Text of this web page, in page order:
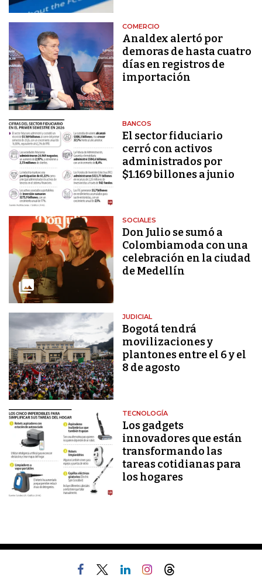
COMERCIO
Analdex alertó por
demoras de hasta cuatro
días en registros de
importación
BANCOS
El sector fiduciario
cerró con activos
administrados por
$1.169 billones a junio
SOCIALES
Don Julio se sumó a
Colombiamoda con una
celebración en la ciudad
de Medellín
JUDICIAL
Bogotá tendrá
movilizaciones y
plantones entre el 6 y el
8 de agosto
TECNOLOGÍA
Los gadgets
innovadores que están
transformando las
tareas cotidianas para
los hogares